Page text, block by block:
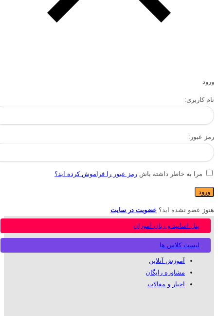
ورود
نام کاربری:
رمز عبور:
مرا به خاطر داشته باش رمز عبور را فراموش کرده اید؟
هنوز عضو نشده اید؟ عضویت در سایت
لیست کلاس ها
پنل اساتید و زبان آموزان
آموزش آنلاین
مشاوره رایگان
اخبار و مقالات